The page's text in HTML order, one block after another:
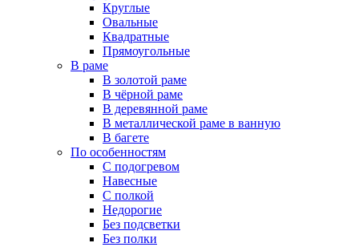
Круглые
Овальные
Квадратные
Прямоугольные
В раме
В золотой раме
В чёрной раме
В деревянной раме
В металлической раме в ванную
В багете
По особенностям
С подогревом
Навесные
С полкой
Недорогие
Без подсветки
Без полки